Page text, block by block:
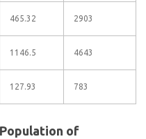
465.32 2903
1146.5 4643
127.93 783
(Population of